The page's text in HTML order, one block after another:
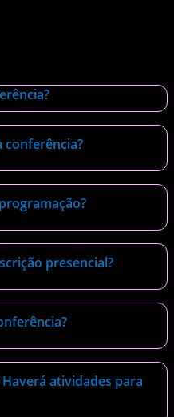
conferência?
presencial?
atividades para